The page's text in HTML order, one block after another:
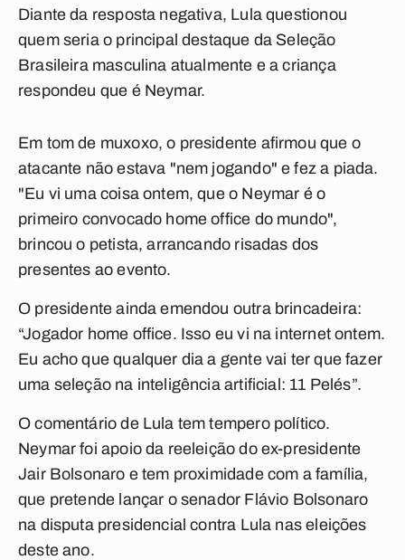
Diante da resposta negativa, Lula questionou
quem seria o principal destaque da Seleção
Brasileira masculina atualmente e a criança
respondeu que é Neymar.
Em tom de muxoxo, o presidente afirmou que o
atacante não estava "nem jogando" e fez a piada.
"Eu vi uma coisa ontem, que o Neymar é o
primeiro convocado home office do mundo",
brincou o petista, arrancando risadas dos
presentes ao evento.
O presidente ainda emendou outra brincadeira:
“Jogador home office. Isso eu vi na internet ontem.
Eu acho que qualquer dia a gente vai ter que fazer
uma seleção na inteligência artificial: 11 Pelés”.
O comentário de Lula tem tempero político.
Neymar foi apoio da reeleição do ex-presidente
Jair Bolsonaro e tem proximidade com a família,
que pretende lançar o senador Flávio Bolsonaro
na disputa presidencial contra Lula nas eleições
deste ano.